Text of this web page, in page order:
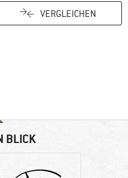
VERGLEICHEN
Infos hier! Öffnet
BLICK